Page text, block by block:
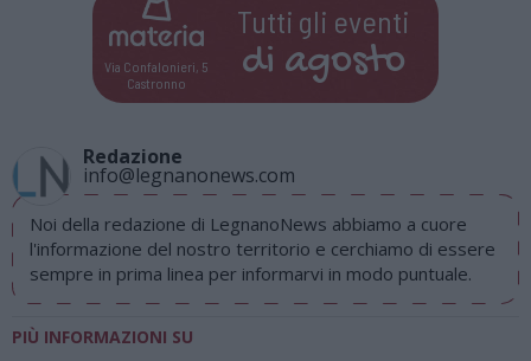
Via Confalonieri, 5
Castronno
Tutti gli eventi
di agosto
Redazione
info@legnanonews.com
Noi della redazione di LegnanoNews abbiamo a cuore
l'informazione del nostro territorio e cerchiamo di essere
sempre in prima linea per informarvi in modo puntuale.
PIÙ INFORMAZIONI SU